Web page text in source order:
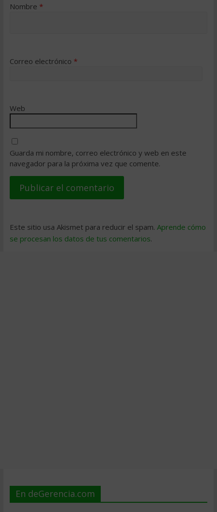
Nombre *
Correo electrónico *
Web
Guarda mi nombre, correo electrónico y web en este
navegador para la próxima vez que comente.
Este sitio usa Akismet para reducir el spam. Aprende cómo
se procesan los datos de tus comentarios.
En deGerencia.com